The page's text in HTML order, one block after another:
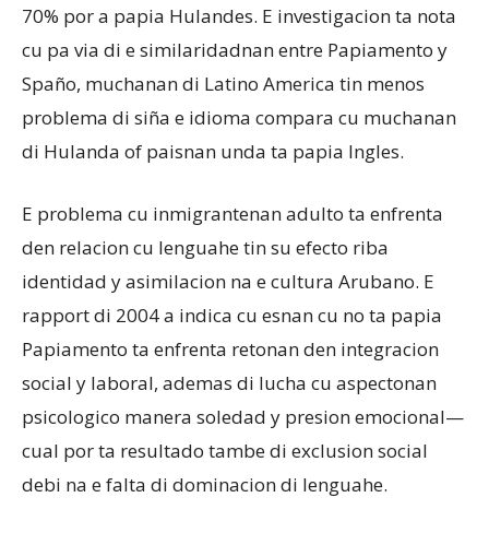
70% por a papia Hulandes. E investigacion ta nota
cu pa via di e similaridadnan entre Papiamento y
Spaño, muchanan di Latino America tin menos
problema di siña e idioma compara cu muchanan
di Hulanda of paisnan unda ta papia Ingles.
E problema cu inmigrantenan adulto ta enfrenta
den relacion cu lenguahe tin su efecto riba
identidad y asimilacion na e cultura Arubano. E
rapport di 2004 a indica cu esnan cu no ta papia
Papiamento ta enfrenta retonan den integracion
social y laboral, ademas di lucha cu aspectonan
psicologico manera soledad y presion emocional—
cual por ta resultado tambe di exclusion social
debi na e falta di dominacion di lenguahe.